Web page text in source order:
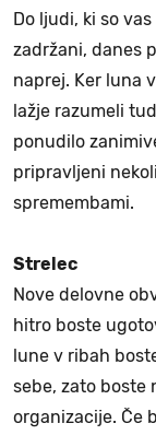
Do ljudi, ki so
zadržani, danes
naprej. Ker luna
lažje razumeli
ponudilo
pripravljeni
spremembami.
Strelec
Nove delovne
hitro boste
lune v ribah
sebe, zato boste
organizacije. Če